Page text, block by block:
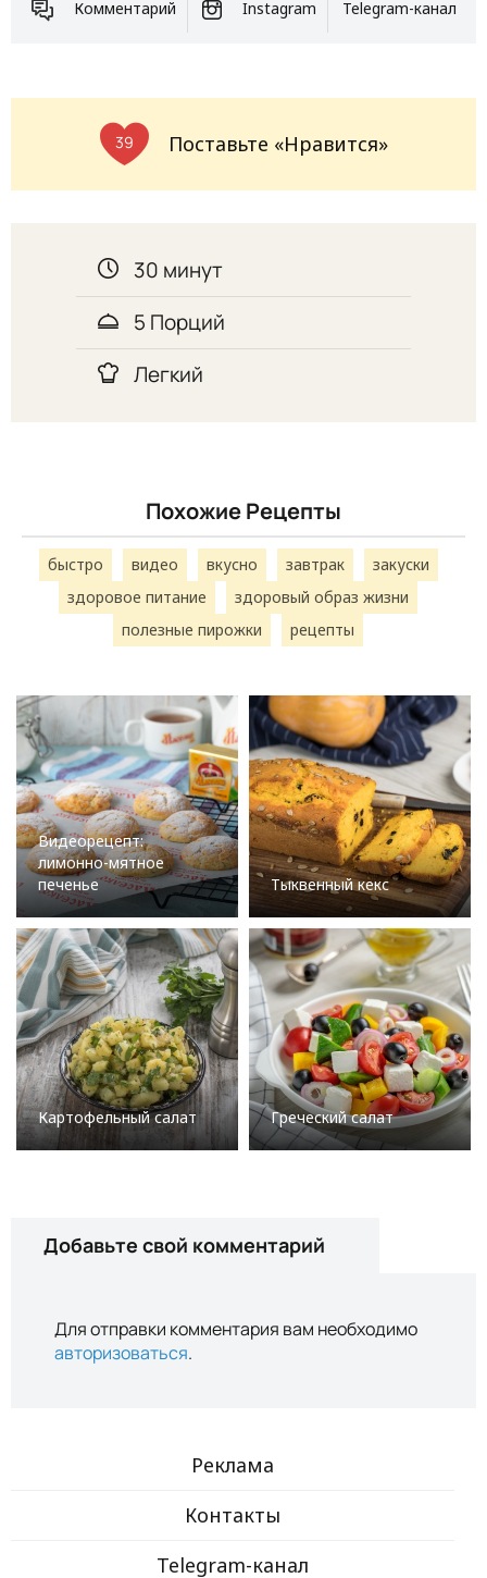
Комментарий Instagram Telegram-канал
39 Поставьте «Нравится»
30 минут
5 Порций
Легкий
Похожие Рецепты
быстро видео вкусно завтрак
закуски
здоровое питание
здоровый образ жизни
полезные пирожки
рецепты
Видеорецепт:
лимонно-мятное
печенье
Тыквенный кекс
Картофельный салат Греческий салат
Добавьте свой комментарий
Для отправки комментария вам необходимо
авторизоваться.
Реклама
Контакты
Telegram-канал